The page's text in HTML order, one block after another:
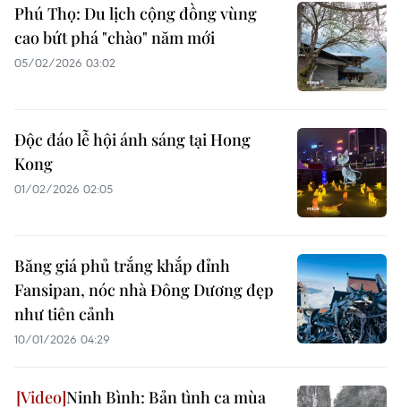
Phú Thọ: Du lịch cộng đồng vùng
cao bứt phá "chào" năm mới
05/02/2026 03:02
Độc đáo lễ hội ánh sáng tại Hong
Kong
01/02/2026 02:05
Băng giá phủ trắng khắp đỉnh
Fansipan, nóc nhà Đông Dương đẹp
như tiên cảnh
10/01/2026 04:29
Ninh Bình: Bản tình ca mùa